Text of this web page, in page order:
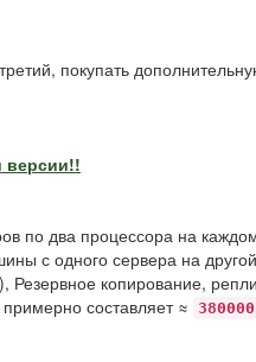
покупать
версии!!
по два процессора на
с одного сервера на
копирование,
составляет ≈ 380000